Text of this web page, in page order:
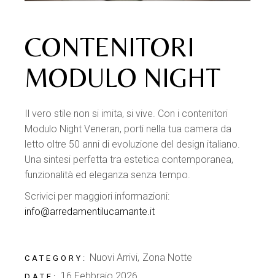
CONTENITORI
MODULO NIGHT
Il vero stile non si imita, si vive. Con i contenitori
Modulo Night Veneran, porti nella tua camera da
letto oltre 50 anni di evoluzione del design italiano.
Una sintesi perfetta tra estetica contemporanea,
funzionalità ed eleganza senza tempo.
Scrivici per maggiori informazioni:
info@arredamentilucamante.it
CATEGORY: Nuovi Arrivi Zona Notte